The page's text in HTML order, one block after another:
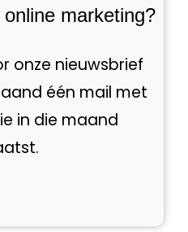
marketing?
onze nieuwsbrief
één mail met
in die maand